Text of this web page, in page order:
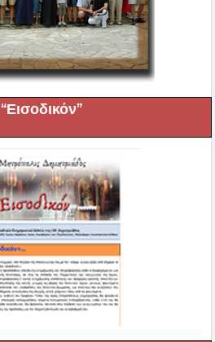
“Εισοδικόν”